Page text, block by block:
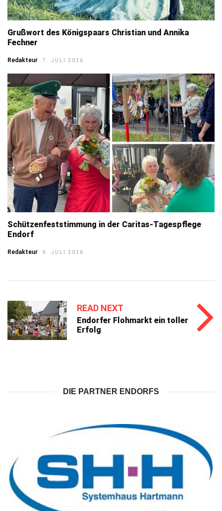
Grußwort des Königspaars Christian und Annika
Fechner
Redakteur 7. JULI 2026
Schützenfeststimmung in der Caritas-Tagespflege
Endorf
Redakteur 9. JULI 2026
READ NEXT
Endorfer Flohmarkt ein toller
Erfolg
DIE PARTNER ENDORFS